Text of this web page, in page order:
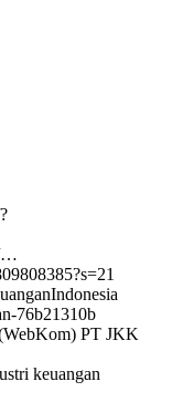
…
76b21310b
PT JKK
keuangan